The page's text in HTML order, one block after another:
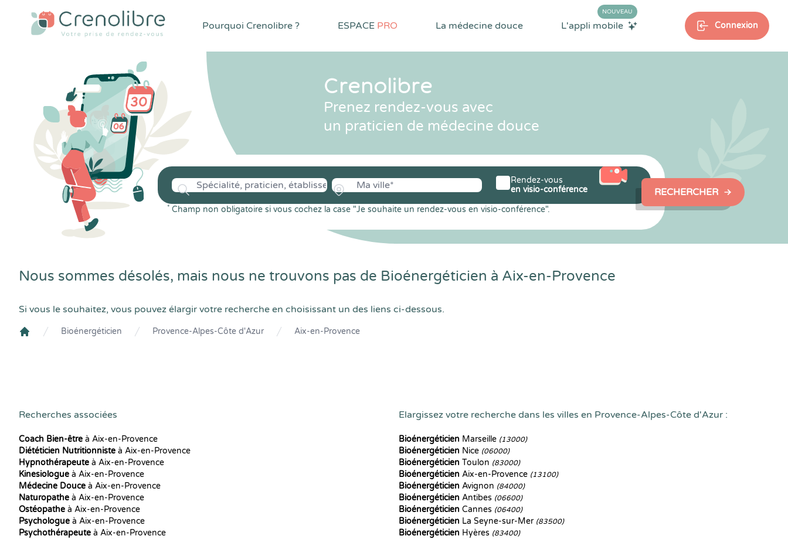
Pourquoi Crenolibre ? ESPACE PRO La médecine douce L'appli mobile
NOUVEAU
Connexion
Crenolibre
Prenez rendez-vous avec
un praticien de médecine douce
* Champ non obligatoire si vous cochez la case "Je souhaite un rendez-vous en visio-conférence".
Rendez-vous
en visio-conférence
RECHERCHER
Nous sommes désolés, mais nous ne trouvons pas de Bioénergéticien à Aix-en-Provence
Si vous le souhaitez, vous pouvez élargir votre recherche en choisissant un des liens ci-dessous.
Bioénergéticien Provence-Alpes-Côte d'Azur Aix-en-Provence
Recherches associées
Coach Bien-être à Aix-en-Provence
Diététicien Nutritionniste à Aix-en-Provence
Hypnothérapeute à Aix-en-Provence
Kinesiologue à Aix-en-Provence
Médecine Douce à Aix-en-Provence
Naturopathe à Aix-en-Provence
Ostéopathe à Aix-en-Provence
Psychologue à Aix-en-Provence
Psychothérapeute à Aix-en-Provence
Elargissez votre recherche dans les villes en Provence-Alpes-Côte d'Azur :
Bioénergéticien Marseille (13000)
Bioénergéticien Nice (06000)
Bioénergéticien Toulon (83000)
Bioénergéticien Aix-en-Provence (13100)
Bioénergéticien Avignon (84000)
Bioénergéticien Antibes (06600)
Bioénergéticien Cannes (06400)
Bioénergéticien La Seyne-sur-Mer (83500)
Bioénergéticien Hyères (83400)